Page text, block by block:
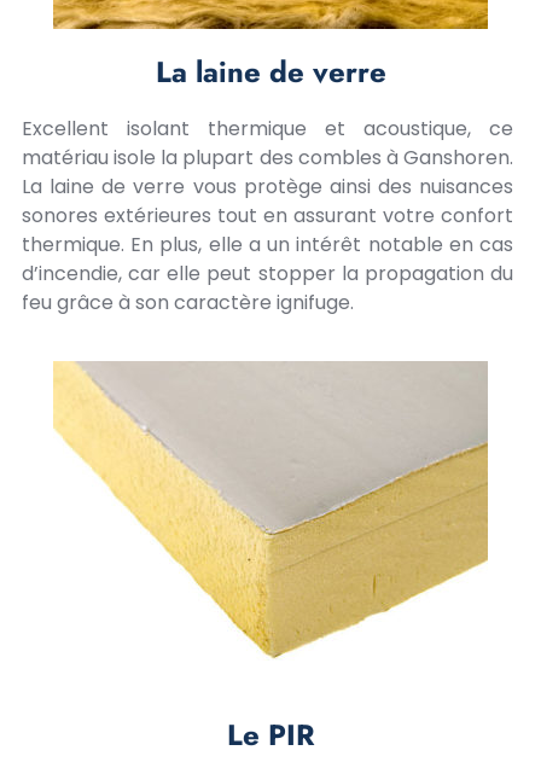
La laine de verre
Excellent isolant thermique et acoustique, ce
matériau isole la plupart des combles à Ganshoren.
La laine de verre vous protège ainsi des nuisances
sonores extérieures tout en assurant votre confort
thermique. En plus, elle a un intérêt notable en cas
d’incendie, car elle peut stopper la propagation du
feu grâce à son caractère ignifuge.
Le PIR